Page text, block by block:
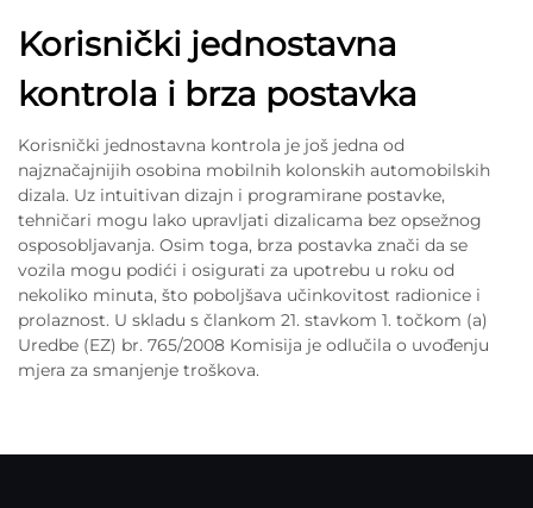
Korisnički jednostavna
kontrola i brza postavka
Korisnički jednostavna kontrola je još jedna od
najznačajnijih osobina mobilnih kolonskih automobilskih
dizala. Uz intuitivan dizajn i programirane postavke,
tehničari mogu lako upravljati dizalicama bez opsežnog
osposobljavanja. Osim toga, brza postavka znači da se
vozila mogu podići i osigurati za upotrebu u roku od
nekoliko minuta, što poboljšava učinkovitost radionice i
prolaznost. U skladu s člankom 21. stavkom 1. točkom (a)
Uredbe (EZ) br. 765/2008 Komisija je odlučila o uvođenju
mjera za smanjenje troškova.